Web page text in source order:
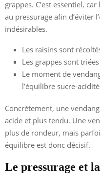
grappes. C’est essentiel,
au pressurage afin d’éviter
indésirables.
Les raisins sont
Les grappes sont
Le moment de
l’équilibre sucre-
Concrètement, une
acide et plus tendu. Une
plus de rondeur, mais
équilibre est donc décisif.
Le pressurage et